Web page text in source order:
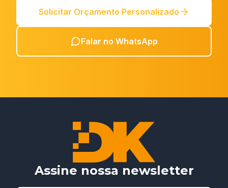
Solicitar Orçamento Personalizado
Falar no WhatsApp
Assine nossa newsletter